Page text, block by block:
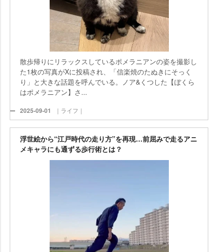
散歩帰りにリラックスしているポメラニアンの姿を撮影し
た1枚の写真がXに投稿され、「信楽焼のたぬきにそっく
り」と大きな話題を呼んでいる。ノア&くつした【ぼくら
はポメラニアン】さ...
2025-09-01 ｜ライフ｜
浮世絵から“江戸時代の走り方”を再現…前屈みで走るアニ
メキャラにも通ずる歩行術とは？